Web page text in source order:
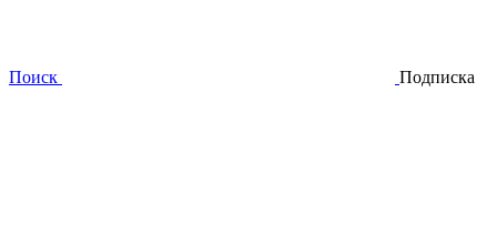
Поиск Подписка